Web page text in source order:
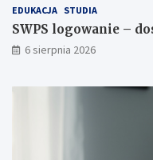
EDUKACJA STUDIA
SWPS logowanie –
6 sierpnia 2026